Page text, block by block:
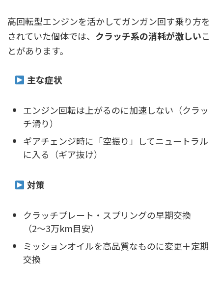
高回転型エンジンを活かしてガンガン回す乗り方を
されていた個体では、 クラッチ系の消耗が激しいこ
とがあります。
主な症状
エンジン回転は上がるのに加速しない（クラッ
チ滑り）
ギアチェンジ時に「空振り」してニュートラル
に入る（ギア抜け）
対策
クラッチプレート・スプリングの早期交換
（2〜3万km目安）
ミッションオイルを高品質なものに変更＋定期
交換